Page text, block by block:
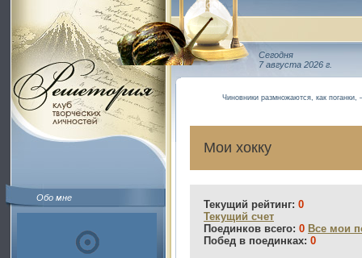
Обо мне
Сегодня
7 августа 2026 г.
Чиновники размножаются, как
Мои хокку
Текущий рейтинг: 0
Текущий счет
Поединков всего: 0 Все мои
Побед в поединках: 0